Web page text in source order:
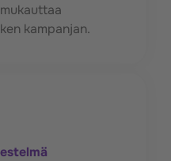
kampanjan.